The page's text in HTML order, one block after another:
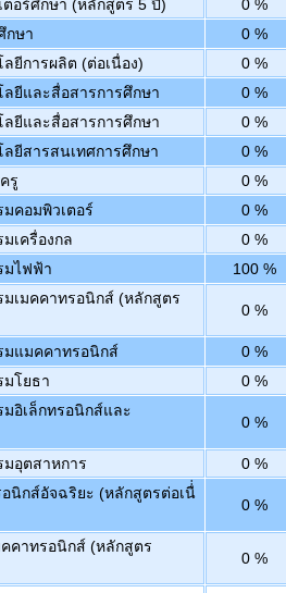
อร์ศึกษา (หลักสูตร 5 ปี)
0 %
กษา
0 %
ยีการผลิต (ต่อเนื่อง)
0 %
ยีและสื่อสารการศึกษา
0 %
ยีและสื่อสารการศึกษา
0 %
ยีสารสนเทศการศึกษา
0 %
รู
0 %
คอมพิวเตอร์
0 %
เครื่องกล
0 %
มไฟฟ้า
100 %
เมคคาทรอนิกส์ (หลักสูตร
0 %
มแมคคาทรอนิกส์
0 %
มโยธา
0 %
อิเล็กทรอนิกส์และ
0 %
อุตสาหการ
0 %
นิกส์อัจฉริยะ (หลักสูตรต่อเนื่่
0 %
คาทรอนิกส์ (หลักสูตร
0 %